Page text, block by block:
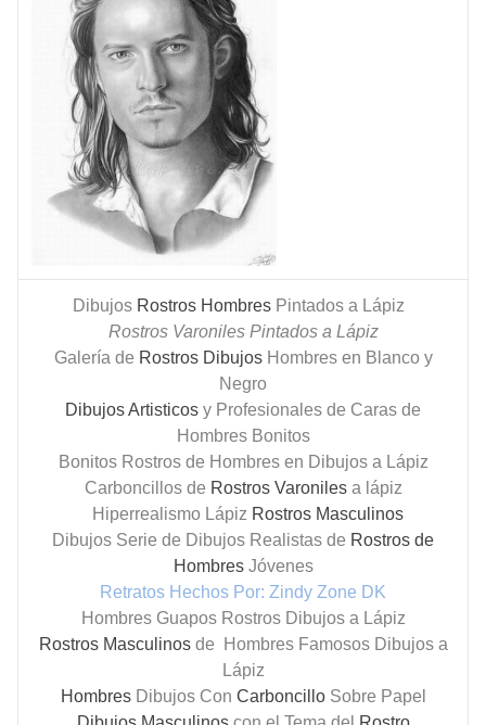
Dibujos Rostros Hombres Pintados a Lápiz
Rostros Varoniles Pintados a Lápiz
Galería de Rostros DibujosHombres en Blanco y
Negro
Dibujos Artisticos y Profesionales de Caras de
Hombres Bonitos
Bonitos Rostros de Hombres en Dibujos a Lápiz
Carboncillos de Rostros Varonilesa lápiz
Hiperrealismo Lápiz Rostros Masculinos
Dibujos Serie de Dibujos Realistas de Rostros de
HombresJóvenes
Retratos Hechos Por: Zindy Zone DK
Hombres Guapos Rostros Dibujos a Lápiz
Rostros Masculinosde Hombres Famosos Dibujos a
Lápiz
HombresDibujos Con CarboncilloSobre Papel